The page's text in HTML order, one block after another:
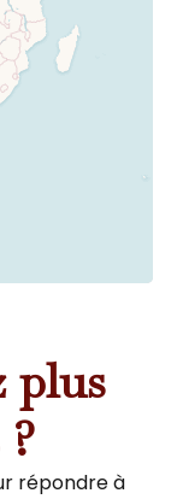
plus
répondre à